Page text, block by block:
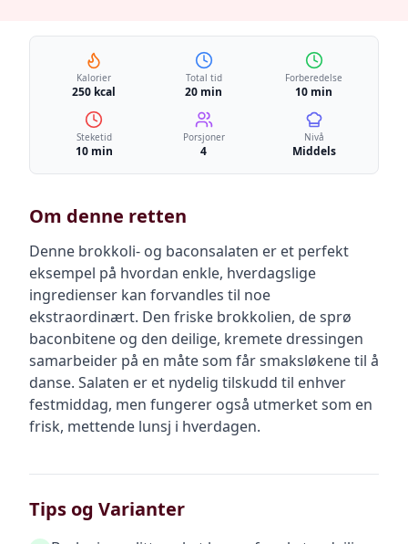
Kalorier
250 kcal
Total tid
20 min
Forberedelse
10 min
Steketid
10 min
Porsjoner
4
Nivå
Middels
Om denne retten
Denne brokkoli- og baconsalaten er et perfekt
eksempel på hvordan enkle, hverdagslige
ingredienser kan forvandles til noe
ekstraordinært. Den friske brokkolien, de sprø
baconbitene og den deilige, kremete dressingen
samarbeider på en måte som får smaksløkene til å
danse. Salaten er et nydelig tilskudd til enhver
festmiddag, men fungerer også utmerket som en
frisk, mettende lunsj i hverdagen.
Tips og Varianter